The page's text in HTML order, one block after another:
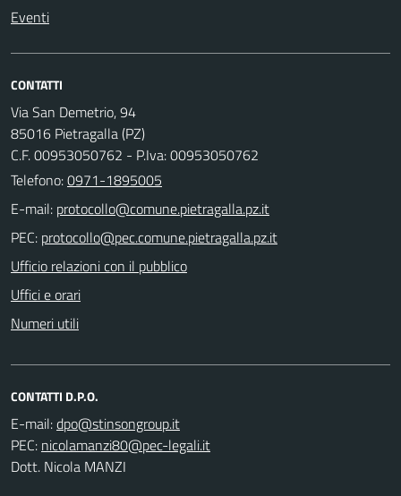
Eventi
CONTATTI
Via San Demetrio, 94
85016 Pietragalla (PZ)
C.F. 00953050762 - P.Iva: 00953050762
Telefono:0971-1895005
E-mail:
PEC:
Ufficio relazioni con il pubblico
Uffici e orari
Numeri utili
CONTATTI D.P.O.
E-mail:
PEC:
Dott. Nicola MANZI